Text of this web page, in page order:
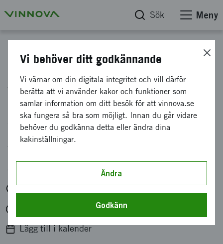
Sök Meny
Almedalen: Så kan du
uppmärksamma signaler
som pekar på vår
gemensamma framtid
mån 22 juni 2026 kl. 17:00-17:45
Lägg till i kalender
Vi behöver ditt godkännande
Vi värnar om din digitala integritet och vill därför
berätta att vi använder kakor och funktioner som
samlar information om ditt besök för att vinnova.se
ska fungera så bra som möjligt. Innan du går vidare
behöver du godkänna detta eller ändra dina
kakinställningar.
Ändra
Godkänn